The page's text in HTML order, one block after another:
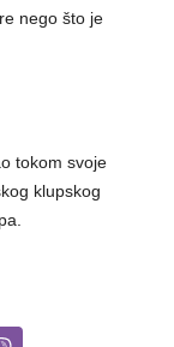
nego što je
tokom svoje
klupskog